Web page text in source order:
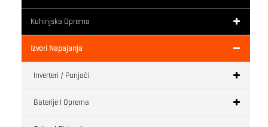
Kuhinjska Oprema
Izvori Napajanja
Inverteri / Punjači
Baterije I Oprema